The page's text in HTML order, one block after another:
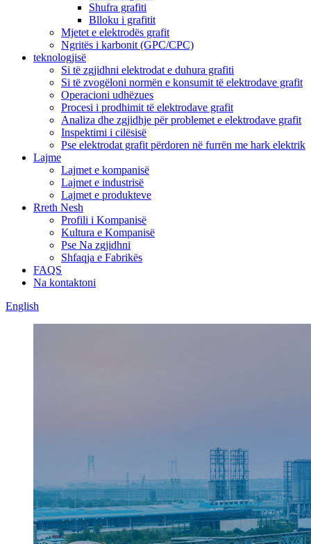
Shufra grafiti
Blloku i grafitit
Mjetet e elektrodës grafit
Ngritës i karbonit (GPC/CPC)
teknologjisë
Si të zgjidhni elektrodat e duhura grafiti
Si të zvogëloni normën e konsumit të elektrodave grafit
Operacioni udhëzues
Procesi i prodhimit të elektrodave grafit
Analiza dhe zgjidhje për problemet e elektrodave grafit
Inspektimi i cilësisë
Pse elektrodat grafit përdoren në furrën me hark elektrik
Lajme
Lajmet e kompanisë
Lajmet e industrisë
Lajmet e produkteve
Rreth Nesh
Profili i Kompanisë
Kultura e Kompanisë
Pse Na zgjidhni
Shfaqja e Fabrikës
FAQS
Na kontaktoni
English